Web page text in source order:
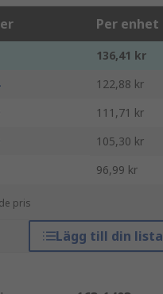
Per enhet
136,41 kr
122,88 kr
111,71 kr
105,30 kr
96,99 kr
pris
Lägg till din lista